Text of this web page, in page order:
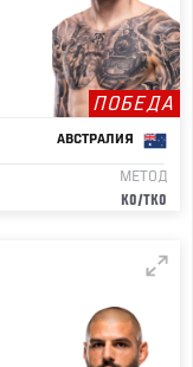
ПОБЕДА
АВСТРАЛИЯ
МЕТОД
KO/TKO